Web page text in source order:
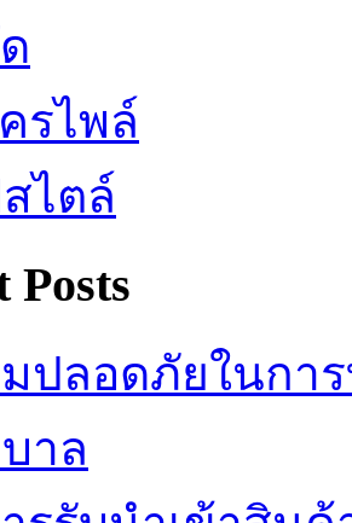
รไพล์
ไตล์
Posts
ปลอดภัยในกา
าล